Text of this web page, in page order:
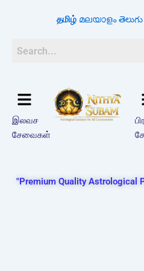
தமிழ் മലയാളം తెలుగు
இலவச
சேவைகள்
"Premium Quality Astrological